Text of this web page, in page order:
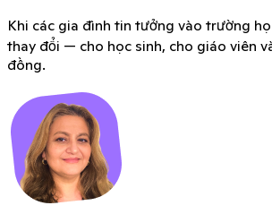
Khi các gia đình tin tưởng vào trường
thay đổi — cho học sinh, cho giáo viên
đồng.